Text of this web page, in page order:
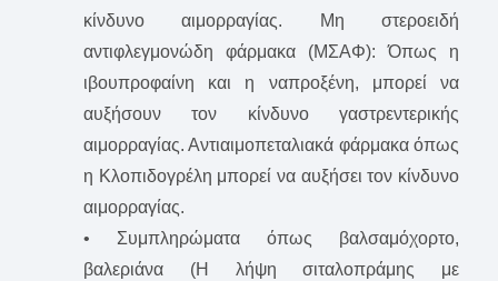
κίνδυνο αιμορραγίας. Μη στεροειδή
αντιφλεγμονώδη φάρμακα (ΜΣΑΦ): Όπως η
ιβουπροφαίνη και η ναπροξένη, μπορεί να
αυξήσουν τον κίνδυνο γαστρεντερικής
αιμορραγίας. Αντιαιμοπεταλιακά φάρμακα όπως
η Κλοπιδογρέλη μπορεί να αυξήσει τον κίνδυνο
αιμορραγίας.
• Συμπληρώματα όπως βαλσαμόχορτο,
βαλεριάνα (Η λήψη σιταλοπράμης με